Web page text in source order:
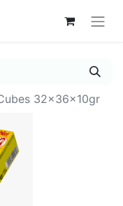
32x36x10gr